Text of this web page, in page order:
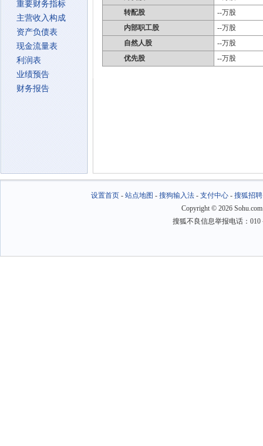
重要财务指标
主营收入构成
资产负债表
现金流量表
利润表
业绩预告
财务报告
转配股
--万股
内部职工股
--万股
自然人股
--万股
优先股
--万股
设置首页- 站点地图 - 搜狗输入法- 支付中心- 搜狐招聘
Copyright © 2026
搜狐不良信息举报电话：010